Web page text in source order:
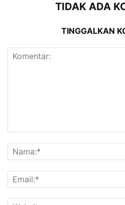
TIDAK ADA
TINGGALKAN